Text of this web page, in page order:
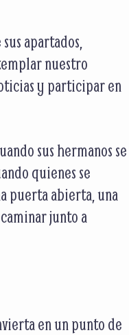
apartados,
nuestro
y participar en
sus hermanos se
quienes se
puerta abierta, una
junto a
en un punto de